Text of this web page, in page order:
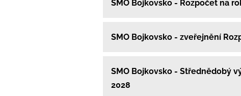
SMO Bojkovsko - Rozpočet na
SMO Bojkovsko - zveřejnění
SMO Bojkovsko - Střednědobý
2028